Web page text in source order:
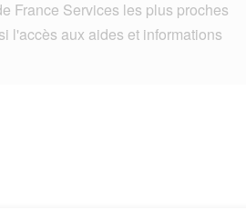
France Services les plus proches
l'accès aux aides et informations